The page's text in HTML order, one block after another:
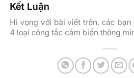
Kết Luận
Hi vọng với bài viết trên, các bạn
4 loại công tắc cảm biến thông